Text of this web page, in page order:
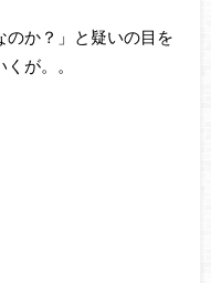
のか？」と疑いの目を
が。。